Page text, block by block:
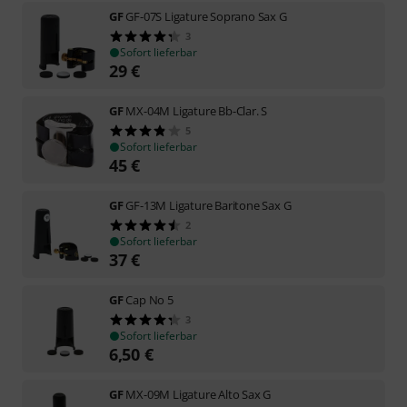
GFGF-07S Ligature Soprano Sax G
3
Sofort lieferbar
29€
GFMX-04M Ligature Bb-Clar. S
5
Sofort lieferbar
45€
GFGF-13M Ligature Baritone Sax G
2
Sofort lieferbar
37€
GFCap No 5
3
Sofort lieferbar
6,50 €
GFMX-09M Ligature Alto Sax G